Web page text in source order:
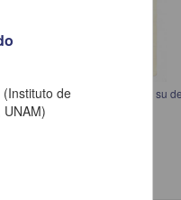
I. Madero en la que externa su
(Instituto de